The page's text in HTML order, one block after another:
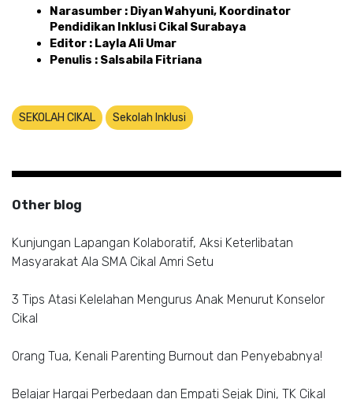
Narasumber : Diyan Wahyuni, Koordinator
Pendidikan Inklusi Cikal Surabaya
Editor : Layla Ali Umar
Penulis : Salsabila Fitriana
SEKOLAH CIKAL Sekolah Inklusi
Other blog
Kunjungan Lapangan Kolaboratif, Aksi Keterlibatan
Masyarakat Ala SMA Cikal Amri Setu
3 Tips Atasi Kelelahan Mengurus Anak Menurut Konselor
Cikal
Orang Tua, Kenali Parenting Burnout dan Penyebabnya!
Belajar Hargai Perbedaan dan Empati Sejak Dini, TK Cikal